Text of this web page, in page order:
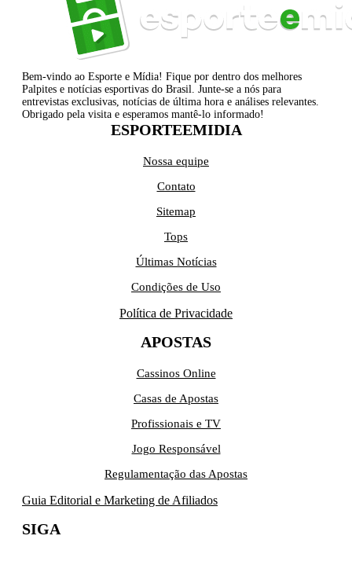
Bem-vindo ao Esporte e Mídia! Fique por dentro dos melhores
Palpites e notícias esportivas do Brasil. Junte-se a nós para
entrevistas exclusivas, notícias de última hora e análises relevantes.
Obrigado pela visita e esperamos mantê-lo informado!
ESPORTEEMIDIA
Nossa equipe
Contato
Sitemap
Tops
Últimas Notícias
Condições de Uso
Política de Privacidade
APOSTAS
Cassinos Online
Casas de Apostas
Profissionais e TV
Jogo Responsável
Regulamentação das Apostas
Guia Editorial e Marketing de Afiliados
SIGA